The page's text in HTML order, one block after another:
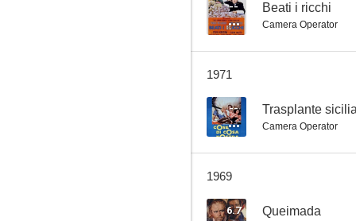
-- Beati i ricchi
Camera Operator
1971
-- Trasplante
Camera Operator
1969
6.7 Queimada